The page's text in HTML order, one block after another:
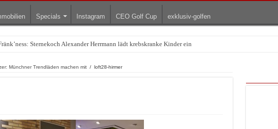
Specials Instagram CEO Golf Cup exklusiv-golfen
Sternekoch Alexander Herrmann lädt krebskranke Kinder ein
gerade zum Treffpunkt der Lingerie-Branche wurde
Münchner Trendläden machen mit / loft28-hirmer